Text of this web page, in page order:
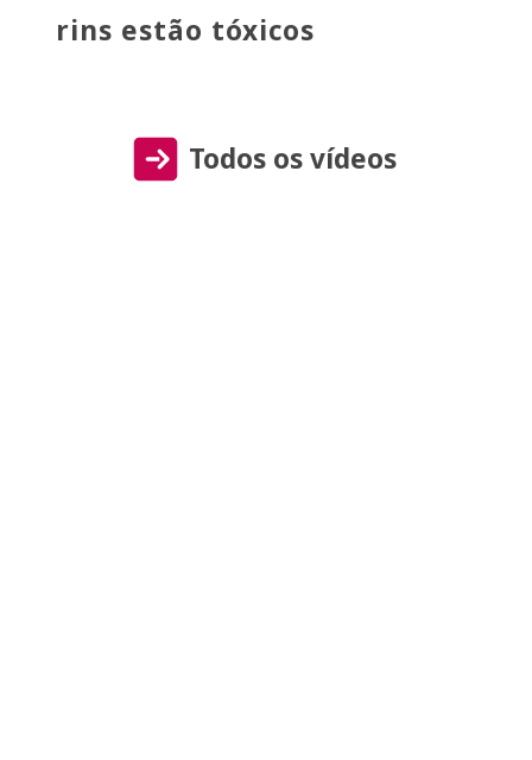
rins estão tóxicos
Todos os vídeos